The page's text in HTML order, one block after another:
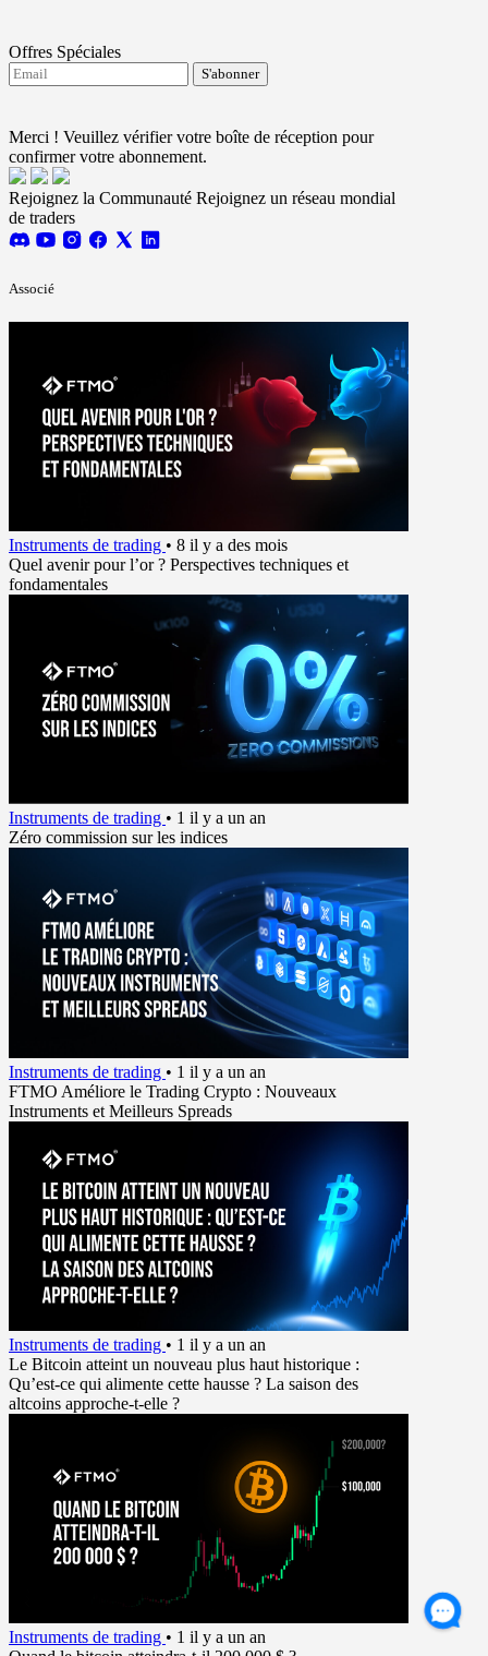
Offres Spéciales
S'abonner
Merci ! Veuillez vérifier votre boîte de réception pour
confirmer votre abonnement.
Rejoignez la Communauté Rejoignez un réseau mondial
de traders
Associé
Instruments de trading • 8 il y a des mois
Quel avenir pour l’or ? Perspectives techniques et
fondamentales
Instruments de trading • 1 il y a un an
Zéro commission sur les indices
Instruments de trading • 1 il y a un an
FTMO Améliore le Trading Crypto : Nouveaux
Instruments et Meilleurs Spreads
Instruments de trading • 1 il y a un an
Le Bitcoin atteint un nouveau plus haut historique :
Qu’est-ce qui alimente cette hausse ? La saison des
altcoins approche-t-elle ?
Instruments de trading • 1 il y a un an